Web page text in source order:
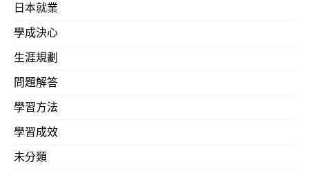
日本就業
學成決心
生涯規劃
問題解答
學習方法
學習成效
未分類